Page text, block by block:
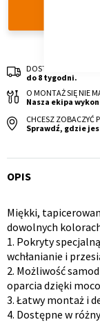
DOSTAWA
do 8 tygodni.
O MONTAŻ SIĘ NIE
Nasza ekipa
CHCESZ ZOBACZYĆ
Sprawdź, gdzie
OPIS
Opis
produktu
Miękki,
dowolnych
1. Pokryty
wchłanianie i
2. Możliwość
oparcia dzięki
3. Łatwy montaż i
4. Dostępne w